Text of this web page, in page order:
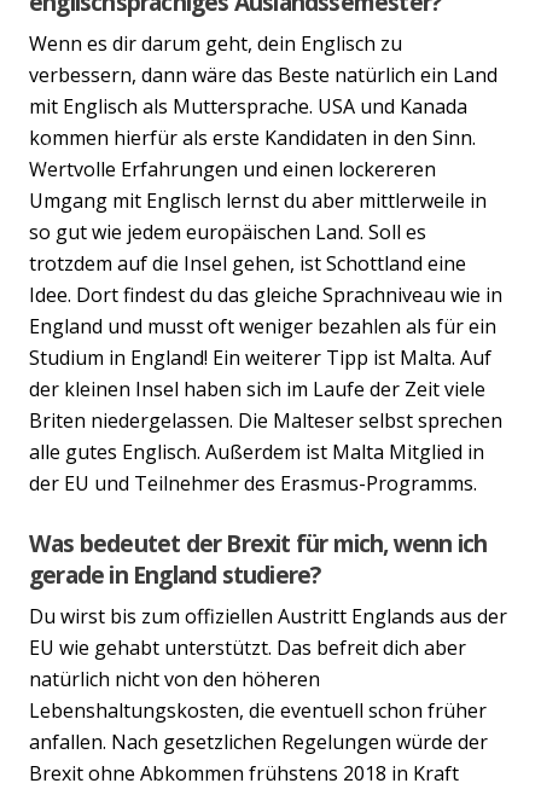
Previous
Wenn es dir darum geht, dein Englisch zu
verbessern, dann wäre das Beste natürlich ein Land
mit Englisch als Muttersprache. USA und Kanada
kommen hierfür als erste Kandidaten in den Sinn.
Wertvolle Erfahrungen und einen lockereren
Umgang mit Englisch lernst du aber mittlerweile in
so gut wie jedem europäischen Land. Soll es
trotzdem auf die Insel gehen, ist Schottland eine
Idee. Dort findest du das gleiche Sprachniveau wie in
England und musst oft weniger bezahlen als für ein
Studium in England! Ein weiterer Tipp ist Malta. Auf
der kleinen Insel haben sich im Laufe der Zeit viele
Briten niedergelassen. Die Malteser selbst sprechen
alle gutes Englisch. Außerdem ist Malta Mitglied in
der EU und Teilnehmer des Erasmus-Programms.
Was bedeutet der Brexit für mich, wenn ich
gerade in England studiere?
Du wirst bis zum offiziellen Austritt Englands aus der
EU wie gehabt unterstützt. Das befreit dich aber
natürlich nicht von den höheren
Lebenshaltungskosten, die eventuell schon früher
anfallen. Nach gesetzlichen Regelungen würde der
Brexit ohne Abkommen frühstens 2018 in Kraft